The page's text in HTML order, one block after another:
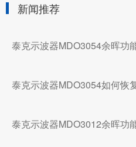
新闻推荐
泰克示波器MDO3054余晖功
泰克示波器MDO3054如何恢
泰克示波器MDO3012余晖功